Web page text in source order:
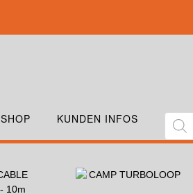
SHOP KUNDEN INFOS